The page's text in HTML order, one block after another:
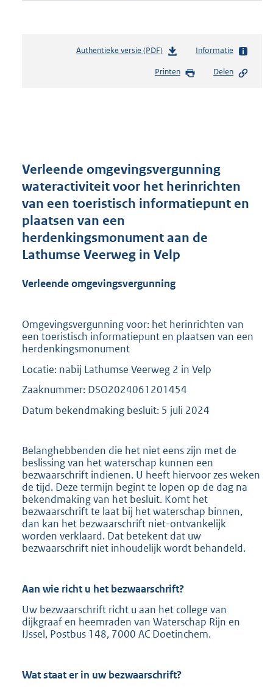
Authentieke versie (PDF)b
s
r
o
t
:
2
0
Informatie
Printen Delen
Verleende omgevingsvergunning
wateractiviteit voor het herinrichten
van een toeristisch informatiepunt en
plaatsen van een
herdenkingsmonument aan de
Lathumse Veerweg in Velp
Verleende omgevingsvergunning
Omgevingsvergunning voor: het herinrichten van
een toeristisch informatiepunt en plaatsen van een
herdenkingsmonument
Locatie: nabij Lathumse Veerweg 2 in Velp
Zaaknummer: DSO2024061201454
Datum bekendmaking besluit: 5 juli 2024
Belanghebbenden die het niet eens zijn met de
beslissing van het waterschap kunnen een
bezwaarschrift indienen. U heeft hiervoor zes weken
de tijd. Deze termijn begint te lopen op de dag na
bekendmaking van het besluit. Komt het
bezwaarschrift te laat bij het waterschap binnen,
dan kan het bezwaarschrift niet-ontvankelijk
worden verklaard. Dat betekent dat uw
bezwaarschrift niet inhoudelijk wordt behandeld.
Aan wie richt u het bezwaarschrift?
Uw bezwaarschrift richt u aan het college van
dijkgraaf en heemraden van Waterschap Rijn en
IJssel, Postbus 148, 7000 AC Doetinchem.
Wat staat er in uw bezwaarschrift?